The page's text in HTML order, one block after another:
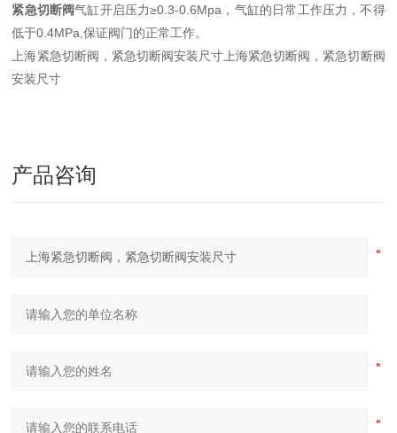
紧急切断阀气缸开启压力≥0.3-0.6Mpa，气缸的日常工作压力，不得
低于0.4MPa,保证阀门的正常工作。
上海紧急切断阀，紧急切断阀安装尺寸上海紧急切断阀，紧急切断阀
安装尺寸
产品咨询